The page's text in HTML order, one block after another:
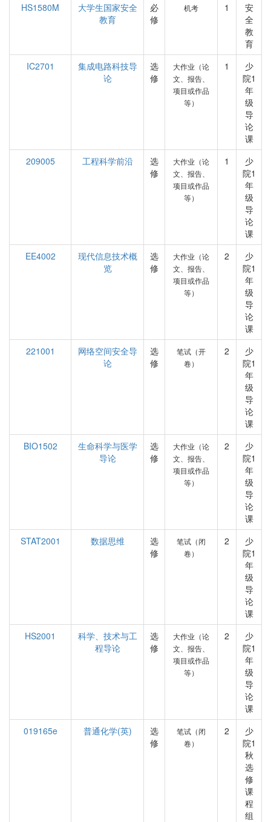
HS1580M
大学生国家安全
教育
必
修
机考 1
安
全
教
育
IC2701
集成电路科技导
论
选
修
大作业（论
文、报告、
项目或作品
等）
1
少
院1
年
级
导
论
课
209005
工程科学前沿
选
修
大作业（论
文、报告、
项目或作品
等）
1
少
院1
年
级
导
论
课
EE4002
现代信息技术概
览
选
修
大作业（论
文、报告、
项目或作品
等）
2
少
院1
年
级
导
论
课
221001
网络空间安全导
论
选
修
笔试（开
卷）
2
少
院1
年
级
导
论
课
BIO1502
生命科学与医学
导论
选
修
大作业（论
文、报告、
项目或作品
等）
2
少
院1
年
级
导
论
课
STAT2001
数据思维
选
修
笔试（闭
卷）
2
少
院1
年
级
导
论
课
HS2001
科学、技术与工
程导论
选
修
大作业（论
文、报告、
项目或作品
等）
2
少
院1
年
级
导
论
课
019165e
普通化学(英)
选
修
笔试（闭
卷）
2
少
院1
秋
选
修
课
程
组